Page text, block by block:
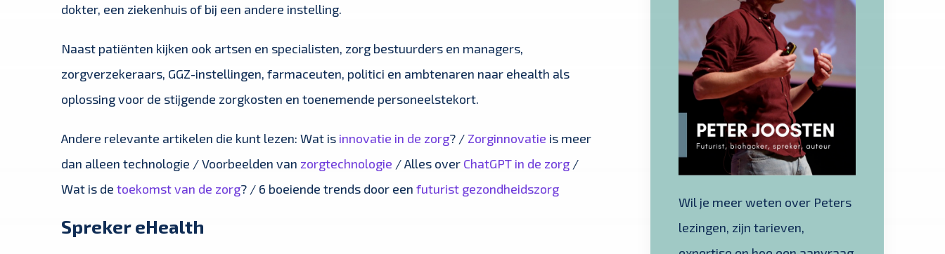
dokter, een ziekenhuis of bij een andere instelling.
Naast patiënten kijken ook artsen en specialisten, zorg bestuurders en managers,
zorgverzekeraars, GGZ-instellingen, farmaceuten, politici en ambtenaren naar ehealth als
oplossing voor de stijgende zorgkosten en toenemende personeelstekort.
Andere relevante artikelen die kunt lezen: Wat is innovatie in de zorg? / Zorginnovatie is meer
dan alleen technologie / Voorbeelden van zorgtechnologie / Alles over ChatGPT in de zorg/
Wat is de toekomst van de zorg? / 6 boeiende trends door een futurist gezondheidszorg
Spreker eHealth
Wil je meer weten over Peters
lezingen, zijn tarieven,